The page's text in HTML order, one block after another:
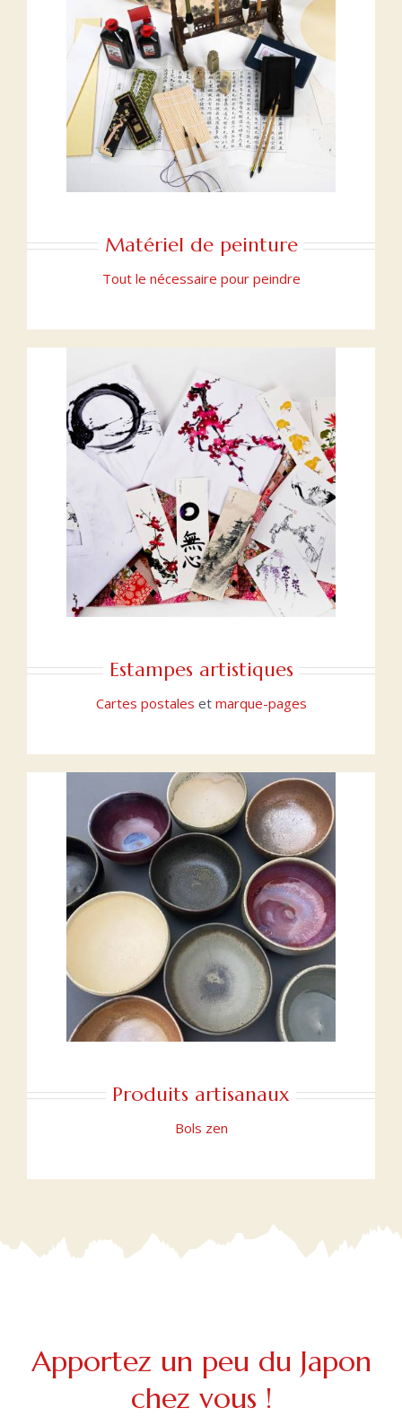
Matériel de peinture
Tout le nécessaire pour peindre
Estampes artistiques
Cartes postales et marque-pages
Produits artisanaux
Bols zen
Apportez un peu du Japon
chez vous !